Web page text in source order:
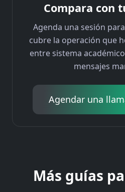
Compara con
Agenda una sesión
cubre la operación que
entre sistema
mensajes
Agendar una
Más guías